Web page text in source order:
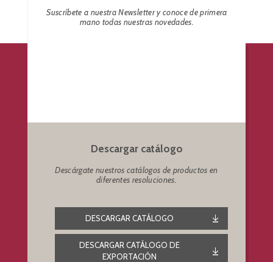
Suscríbete a nuestra Newsletter y conoce de primera
mano todas nuestras novedades.
Descargar catálogo
Descárgate nuestros catálogos de productos en
diferentes resoluciones.
DESCARGAR CATÁLOGO
DESCARGAR CATÁLOGO DE
EXPORTACIÓN